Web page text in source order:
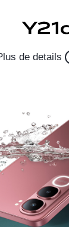
de details